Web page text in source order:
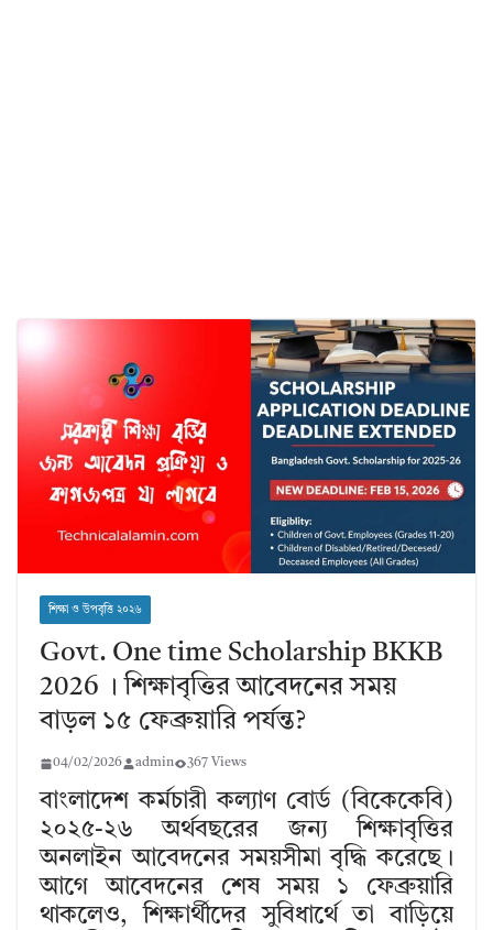
শিক্ষা ও উপবৃত্তি ২০২৬
Govt. One time Scholarship BKKB
2026 । শিক্ষাবৃত্তির আবেদনের সময়
বাড়ল ১৫ ফেব্রুয়ারি পর্যন্ত?
04/02/2026 admin 367 Views
বাংলাদেশ কর্মচারী কল্যাণ বোর্ড (বিকেকেবি)
২০২৫-২৬ অর্থবছরের জন্য শিক্ষাবৃত্তির
অনলাইন আবেদনের সময়সীমা বৃদ্ধি করেছে।
আগে আবেদনের শেষ সময় ১ ফেব্রুয়ারি
থাকলেও, শিক্ষার্থীদের সুবিধার্থে তা বাড়িয়ে